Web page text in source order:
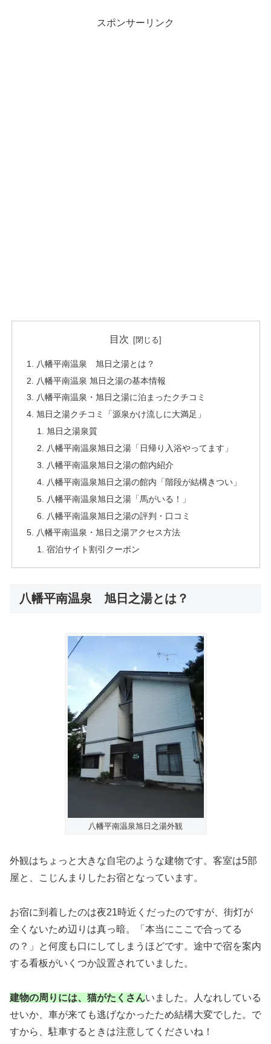
スポンサーリンク
目次
八幡平南温泉 旭日之湯とは？
八幡平南温泉 旭日之湯の基本情報
八幡平南温泉・旭日之湯に泊まったクチコミ
旭日之湯クチコミ「源泉かけ流しに大満足」
旭日之湯泉質
八幡平南温泉旭日之湯「日帰り入浴やってます」
八幡平南温泉旭日之湯の館内紹介
八幡平南温泉旭日之湯の館内「階段が結構きつい」
八幡平南温泉旭日之湯「馬がいる！」
八幡平南温泉旭日之湯の評判・口コミ
八幡平南温泉・旭日之湯アクセス方法
宿泊サイト割引クーポン
八幡平南温泉 旭日之湯とは？
八幡平南温泉旭日之湯外観
外観はちょっと大きな自宅のような建物です。客室は5部
屋と、こじんまりしたお宿となっています。
お宿に到着したのは夜21時近くだったのですが、街灯が
全くないため辺りは真っ暗。「本当にここで合ってる
の？」と何度も口にしてしまうほどです。途中で宿を案内
する看板がいくつか設置されていました。
建物の周りには、猫がたくさんいました。人なれしている
せいか、車が来ても逃げなかったため結構大変でした。で
すから、駐車するときは注意してくださいね！